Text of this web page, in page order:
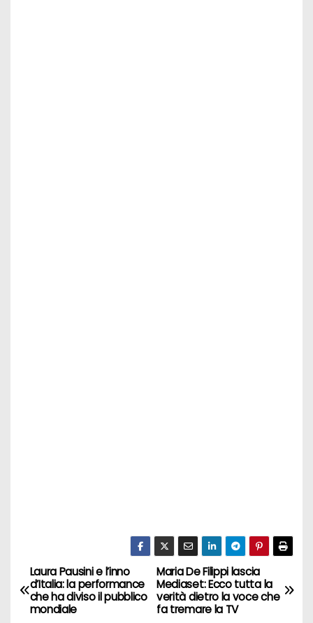
N
a
Maria De Filippi lascia
Mediaset: Ecco tutta la
verità dietro la voce che
fa tremare la TV
Laura Pausini e l’inno
d’Italia: la performance
che ha diviso il pubblico
mondiale